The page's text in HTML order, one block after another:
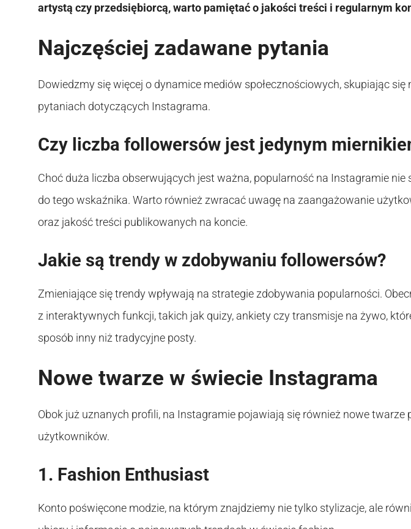
artystą czy przedsiębiorcą, warto pamiętać o jakości treści i regularnym
Najczęściej zadawane pytania
Dowiedzmy się więcej o dynamice mediów społecznościowych, skupiając
pytaniach dotyczących Instagrama.
Czy liczba followersów jest jedynym
Choć duża liczba obserwujących jest ważna, popularność na Instagramie nie
do tego wskaźnika. Warto również zwracać uwagę na zaangażowanie
oraz jakość treści publikowanych na koncie.
Jakie są trendy w zdobywaniu followersów?
Zmieniające się trendy wpływają na strategie zdobywania popularności.
z interaktywnych funkcji, takich jak quizy, ankiety czy transmisje na żywo,
sposób inny niż tradycyjne posty.
Nowe twarze w świecie Instagrama
Obok już uznanych profili, na Instagramie pojawiają się również nowe twarze
użytkowników.
1. Fashion Enthusiast
Konto poświęcone modzie, na którym znajdziemy nie tylko stylizacje, ale